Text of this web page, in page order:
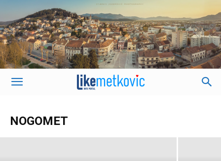
NOGOMET
Filip Majić, Marin Oršulić i Danijel
K. J. - 18. srpnja 2020.